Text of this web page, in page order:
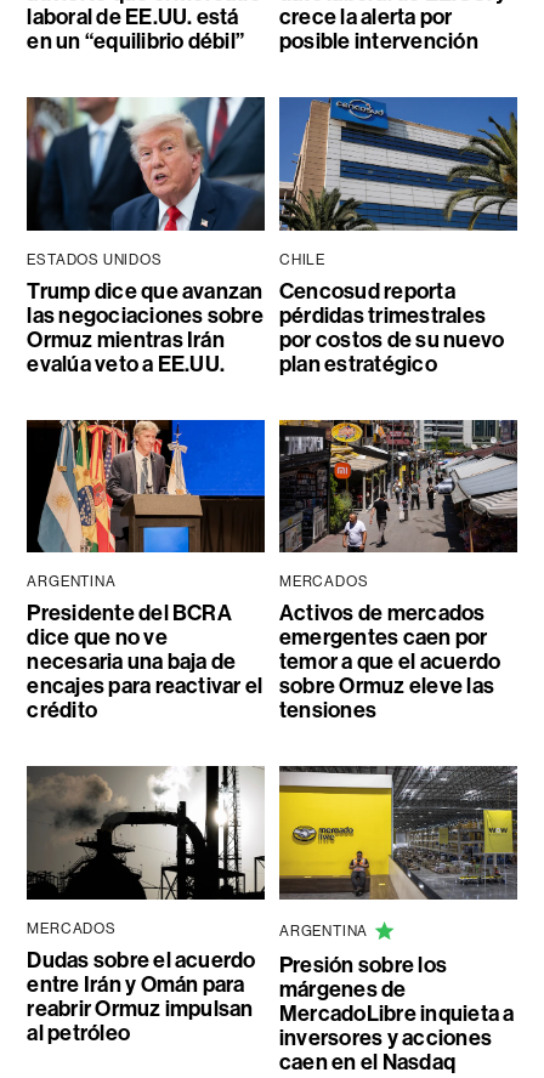
laboral de EE.UU. está
en un “equilibrio débil”
crece la alerta por
posible intervención
ESTADOS UNIDOS
Trump dice que avanzan
las negociaciones sobre
Ormuz mientras Irán
evalúa veto a EE.UU.
CHILE
Cencosud reporta
pérdidas trimestrales
por costos de su nuevo
plan estratégico
ARGENTINA
Presidente del BCRA
dice que no ve
necesaria una baja de
encajes para reactivar el
crédito
MERCADOS
Activos de mercados
emergentes caen por
temor a que el acuerdo
sobre Ormuz eleve las
tensiones
MERCADOS
Dudas sobre el acuerdo
entre Irán y Omán para
reabrir Ormuz impulsan
al petróleo
ARGENTINA
Presión sobre los
márgenes de
MercadoLibre inquieta a
inversores y acciones
caen en el Nasdaq